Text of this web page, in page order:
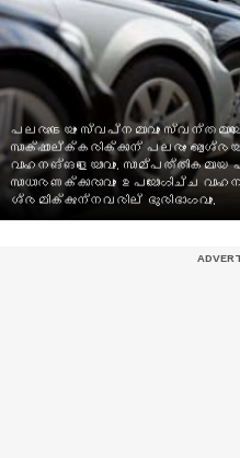
പലരുടെയും സ്വപ്‍നമാവും
സാക്ഷാല്‍ക്കരിക്കാന്‍ പലരും
വാഹനങ്ങളെയാവും.
സാധാരണക്കാരാവും ഉപയോഗിച്ച
ശ്രമിക്കുന്നവരില്‍ ഭൂരിഭാഗവും.